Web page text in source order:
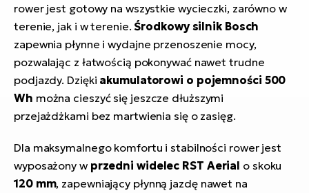
rower jest gotowy na wszystkie wycieczki, zarówno w
terenie, jak i w terenie. Środkowy silnik Bosch
zapewnia płynne i wydajne przenoszenie mocy,
pozwalając z łatwością pokonywać nawet trudne
podjazdy. Dzięki akumulatorowi o pojemności 500
Wh można cieszyć się jeszcze dłuższymi
przejażdżkami bez martwienia się o zasięg.
Dla maksymalnego komfortu i stabilności rower jest
wyposażony w przedni widelec RST Aerial o skoku
120 mm, zapewniający płynną jazdę nawet na